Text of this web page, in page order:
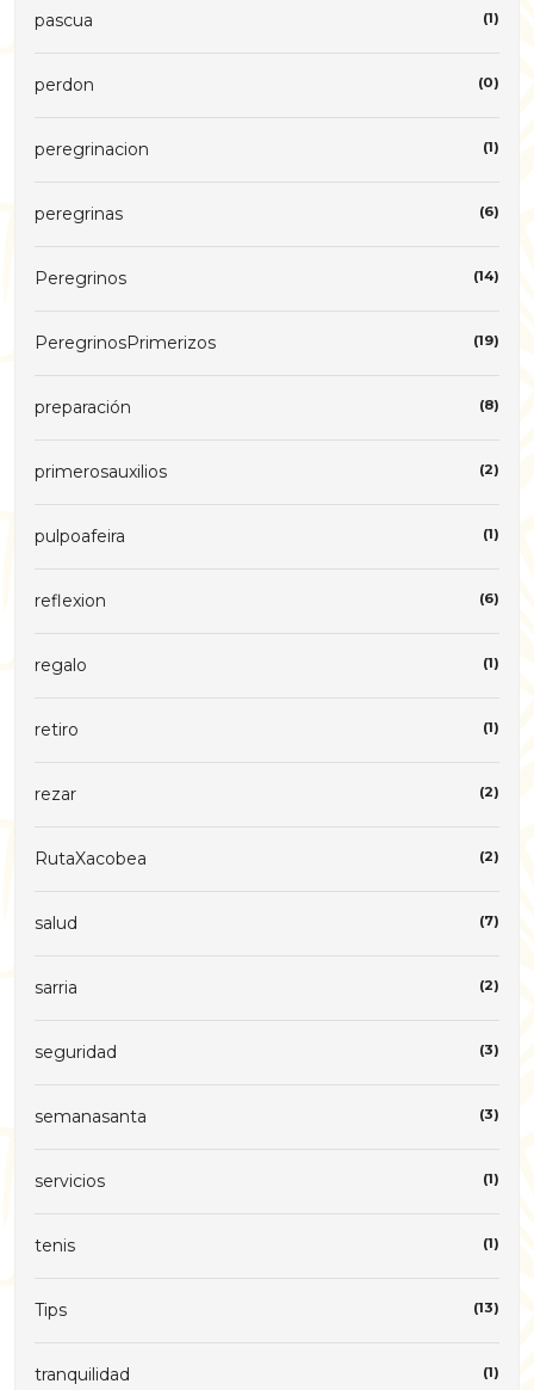
pascua (1)
perdon (0)
peregrinacion (1)
peregrinas (6)
Peregrinos (14)
PeregrinosPrimerizos (19)
preparación (8)
primerosauxilios (2)
pulpoafeira (1)
reflexion (6)
regalo (1)
retiro (1)
rezar (2)
RutaXacobea (2)
salud (7)
sarria (2)
seguridad (3)
semanasanta (3)
servicios (1)
tenis (1)
Tips (13)
tranquilidad (1)